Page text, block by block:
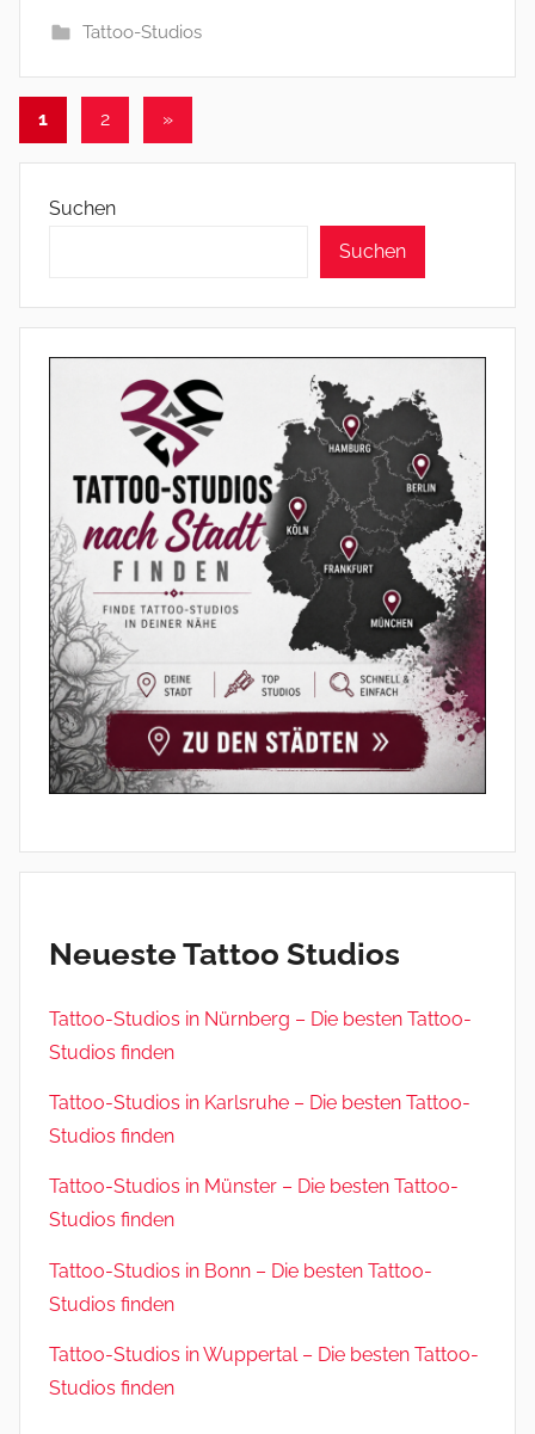
Tattoo-Studios
Seitennummerierung
der
Beiträge
1 2
Nächste
»
Suchen
Suchen
Neueste Tattoo Studios
Tattoo-Studios in Nürnberg – Die besten Tattoo-
Studios finden
Tattoo-Studios in Karlsruhe – Die besten Tattoo-
Studios finden
Tattoo-Studios in Münster – Die besten Tattoo-
Studios finden
Tattoo-Studios in Bonn – Die besten Tattoo-
Studios finden
Tattoo-Studios in Wuppertal – Die besten Tattoo-
Studios finden